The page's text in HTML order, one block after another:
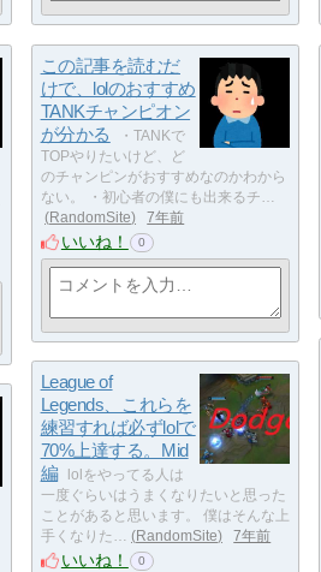
この記事を読むだ
けで、lolのおすすめ
TANKチャンピオン
が分かる
・TANKで
TOPやりたいけど、ど
のチャンピンがおすすめなのかわから
ない。 ・初心者の僕にも出来るチ…
RandomSite
7年前
いいね！ 0
League of
Legends、これらを
練習すれば必ずlolで
70%上達する。Mid
編
lolをやってる人は
一度ぐらいはうまくなりたいと思った
ことがあると思います。 僕はそんな上
手くなりた…
RandomSite 7年前
いいね！ 0